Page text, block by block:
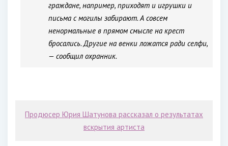
граждане, например, приходят и игрушки и
письма с могилы забирают. А совсем
ненормальные в прямом смысле на крест
бросались. Другие на венки ложатся ради селфи,
— сообщил охранник.
Продюсер Юрия Шатунова рассказал о результатах
вскрытия артиста